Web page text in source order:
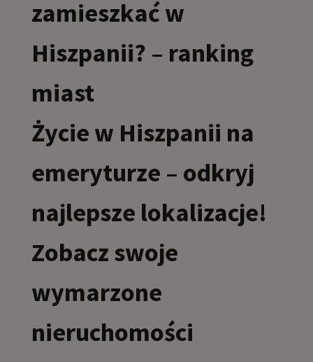
zamieszkać w
Hiszpanii? – ranking
miast
Życie w Hiszpanii na
emeryturze – odkryj
najlepsze lokalizacje!
Zobacz swoje
wymarzone
nieruchomości